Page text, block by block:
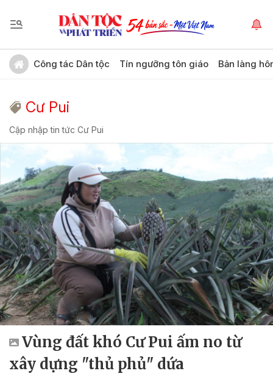
Công tác Dân tộc Tín ngưỡng tôn giáo Bản làng
Cư Pui
Cập nhập tin tức Cư Pui
Vùng đất khó Cư Pui ấm no từ
xây dựng "thủ phủ" dứa